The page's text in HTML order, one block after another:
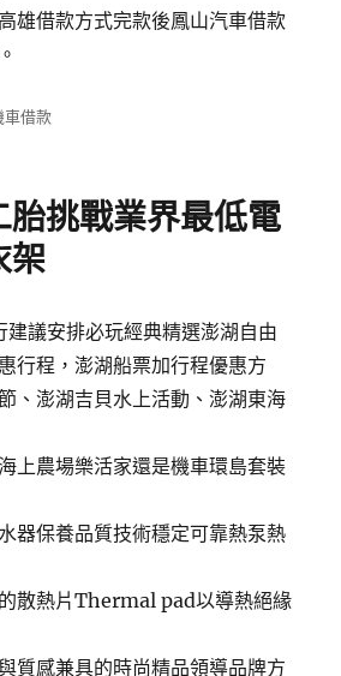
雄借款方式完款後鳳山汽車借款
車借款
胎挑戰業界最低電
架
議安排必玩經典精選澎湖自由
行程，澎湖船票加行程優惠方
、澎湖吉貝水上活動、澎湖東海
上農場樂活家還是機車環島套裝
器保養品質技術穩定可靠熱泵熱
散熱片Thermal pad以導熱絕緣
質感兼具的時尚精品領導品牌方